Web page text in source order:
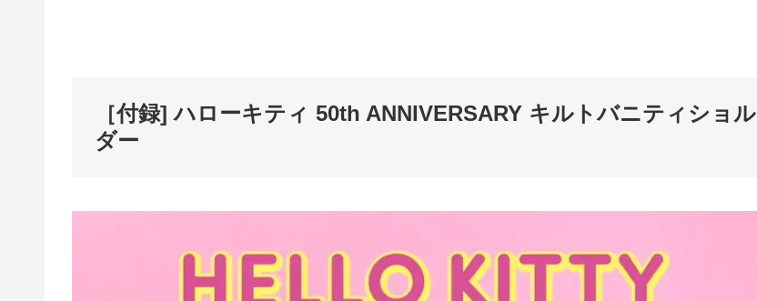
［付録] ハローキティ 50th ANNIVERSARY キルトバニティショル
ダー